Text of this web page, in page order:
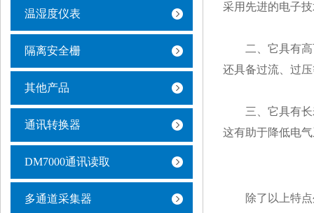
温湿度仪表
隔离安全栅
其他产品
通讯转换器
DM7000通讯读取
多通道采集器
采用先进的电子
二、它具有高可
还具备过流、过
三、它具有长寿
这有助于降低电
除了以上特点外